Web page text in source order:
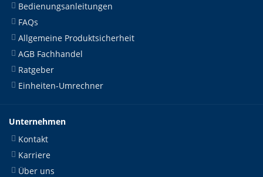
Bedienungsanleitungen
FAQs
Allgemeine Produktsicherheit
AGB Fachhandel
Ratgeber
Einheiten-Umrechner
Unternehmen
Kontakt
Karriere
Über uns